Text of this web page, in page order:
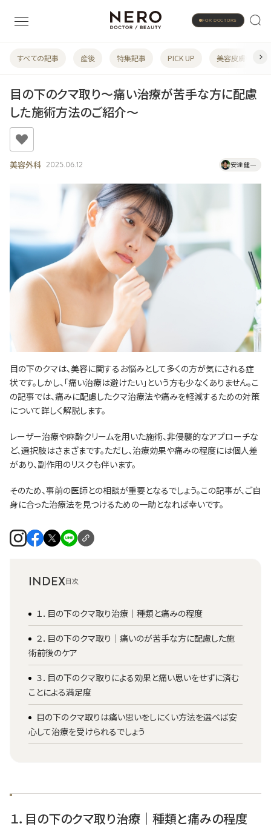
FOR DOCTORS
すべての記事 産後 特集記事 PICK UP 美容皮膚科
目の下のクマ取り～痛い治療が苦手な方に配慮
した施術方法のご紹介～
美容外科 2025.06.12 安達 健一
目の下のクマは、美容に関するお悩みとして多くの方が気にされる症
状です。しかし、「痛い治療は避けたい」という方も少なくありません。こ
の記事では、痛みに配慮したクマ治療法や痛みを軽減するための対策
について詳しく解説します。
レーザー治療や麻酔クリームを用いた施術、非侵襲的なアプローチな
ど、選択肢はさまざまです。ただし、治療効果や痛みの程度には個人差
があり、副作用のリスクも伴います。
そのため、事前の医師との相談が重要となるでしょう。この記事が、ご自
身に合った治療法を見つけるための一助となれば幸いです。
INDEX
１．目の下のクマ取り治療｜種類と痛みの程度
２．目の下のクマ取り｜痛いのが苦手な方に配慮した施
術前後のケア
３．目の下のクマ取りによる効果と痛い思いをせずに済む
ことによる満足度
目の下のクマ取りは痛い思いをしにくい方法を選べば安
心して治療を受けられるでしょう
１．目の下のクマ取り治療｜種類と痛みの程度